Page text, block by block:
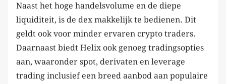
Naast het hoge handelsvolume en de diepe
liquiditeit, is de dex makkelijk te bedienen. Dit
geldt ook voor minder ervaren crypto traders.
Daarnaast biedt Helix ook genoeg tradingsopties
aan, waaronder spot, derivaten en leverage
trading inclusief een breed aanbod aan populaire